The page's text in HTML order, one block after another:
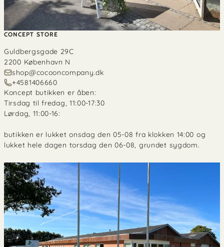
CONCEPT STORE
Guldbergsgade 29C
2200 København N
shop@cocooncompany.dk
+4581406660
Koncept butikken er åben:
Tirsdag til fredag, 11:00-17:30
Lørdag, 11:00-16:
butikken er lukket onsdag den 05-08 fra klokken 14:00 og
lukket hele dagen torsdag den 06-08, grundet sygdom.